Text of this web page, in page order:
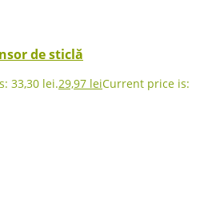
de sticlă
33,30 lei.29,97 leiCurrent price is: